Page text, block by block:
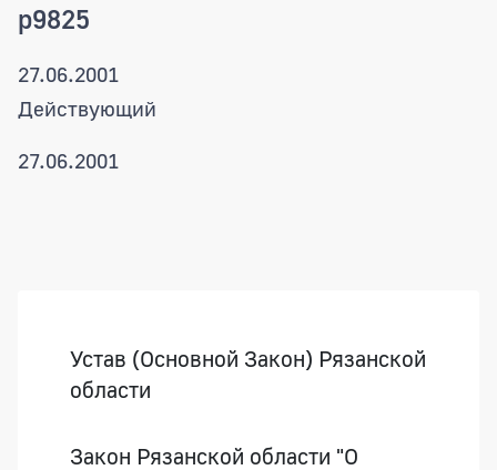
p9825
27.06.2001
Действующий
27.06.2001
Устав (Основной Закон) Рязанской
области
Закон Рязанской области "О